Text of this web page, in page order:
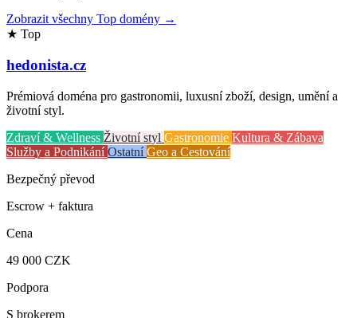
Zobrazit všechny Top domény →
★ Top
hedonista.cz
Prémiová doména pro gastronomii, luxusní zboží, design, umění a
životní styl.
Zdraví & Wellness Životní styl Gastronomie Kultura & Zábava
Služby a PodnikáníOstatníGeo a Cestování
Bezpečný převod
Escrow + faktura
Cena
49 000 CZK
Podpora
S brokerem